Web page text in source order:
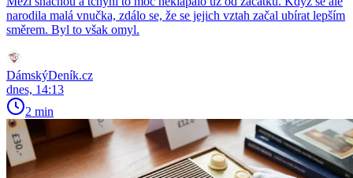
narodila malá vnučka, zdálo se, že se jejich vztah začal ubírat lepším
směrem. Byl to však omyl.
DámskýDeník.cz
dnes, 14:13
2 min